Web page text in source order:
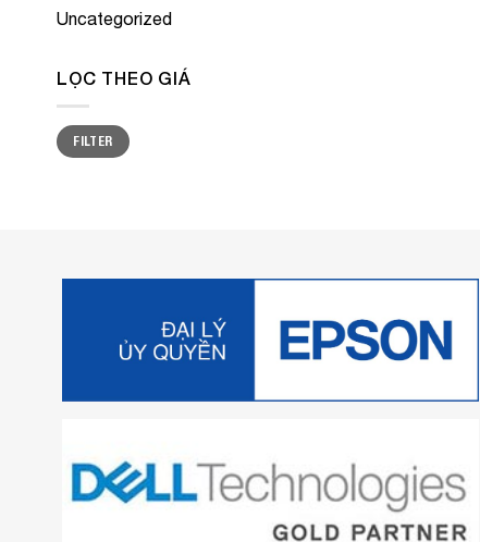
Uncategorized
LỌC THEO GIÁ
Min
price
Max
priceFILTER